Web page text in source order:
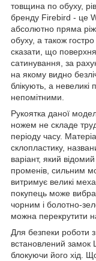
товщина по обуху,
бренду Firebird - це
абсолютно пряма
обуху, а також
сказати, що
сатинування, за
на якому видно
блікують, а
непомітними.
Рукоятка даної
ножем не складе
періоду часу.
склопластику,
варіант, який
променів, сильним
витримує великі
покупець може
чорним і болотно-
можна перекрутити
Для безпеки роботи
встановлений замок
блокуючи його хід.